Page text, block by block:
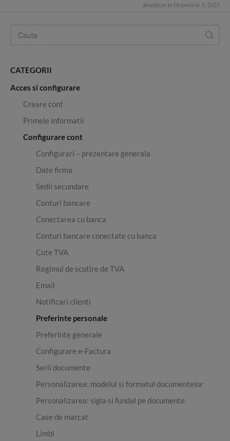
Modificat in Octombrie 3, 2025
CATEGORII
Acces si configurare
Creare cont
Primele informatii
Configurare cont
Configurari – prezentare generala
Date firma
Sedii secundare
Conturi bancare
Conectarea cu banca
Conturi bancare conectate cu banca
Cote TVA
Regimul de scutire de TVA
Email
Notificari clienti
Preferinte personale
Preferinte generale
Configurare e-Factura
Serii documente
Personalizarea: modelul si formatul documentelor
Personalizarea: sigla si fundal pe documente
Case de marcat
Limbi